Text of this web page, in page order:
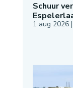
Schuur
1 aug 2026|